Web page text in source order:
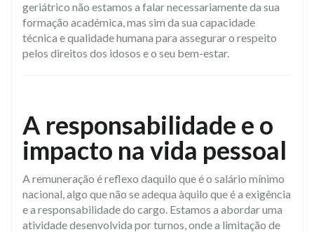
geriátrico não estamos a falar necessariamente da sua
formação académica, mas sim da sua capacidade
técnica e qualidade humana para assegurar o respeito
pelos direitos dos idosos e o seu bem-estar.
A responsabilidade e o
impacto na vida pessoal
A remuneração é reflexo daquilo que é o salário mínimo
nacional, algo que não se adequa àquilo que é a exigência
e a responsabilidade do cargo. Estamos a abordar uma
atividade desenvolvida por turnos, onde a limitação de